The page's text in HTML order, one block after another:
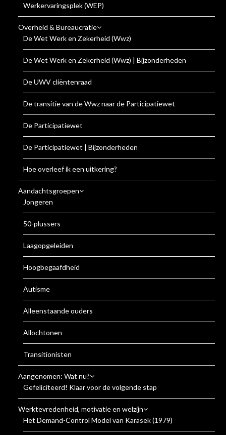
Werkervaringsplek (WEP)
Overheid & Bureaucratie
De Wet Werk en Zekerheid (Wwz)
De Wet Werk en Zekerheid (Wwz) | Bijzonderheden
De UWV cliëntenraad
De transitie van de Wwz naar de Participatiewet
De Participatiewet
De Participatiewet | Bijzonderheden
Hoe overleef ik een uitkering?
Aandachtsgroepen
Jongeren
50-plussers
Laagopgeleiden
Hoogbegaafdheid
Autisme
Alleenstaande ouders
Allochtonen
Transitionisten
Aangenomen: Wat nu?
Gefeliciteerd! Klaar voor de volgende stap
Werktevredenheid, motivatie en welzijn
Het Demand-Control Model van Karasek (1979)